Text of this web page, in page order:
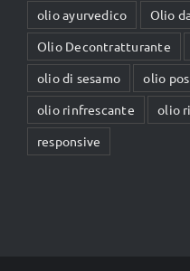
olio ayurvedico
Olio
Olio Decontratturante
olio di sesamo
olio
olio rinfrescante
olio
responsive